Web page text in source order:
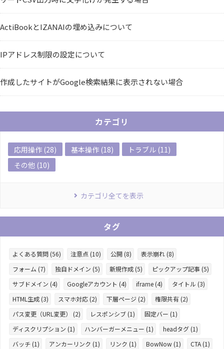
ActiBookとIZANAIの埋め込みについて
IPアドレス制限の設定について
作成したサイトがGoogle検索結果に表示されない場合
カテゴリ
応用操作 (28) 基本操作 (18)
トラブル (11)
その他 (10)
カテゴリ全てを表示
タグ
よくある質問 (56) 注意点 (10) 公開 (8)
表示崩れ (8)
フォーム (7)
独自ドメイン (5) 新規作成 (5)
ピックアップ記事 (5)
サブドメイン (4)
Googleアカウント (4) iframe (4)
タイトル (3)
HTML生成 (3)
スマホ対応 (2) 下層ページ (2)
権限共有 (2)
パス変更（URL変更） (2)
レスポンシブ (1)
固定バー (1)
ディスクリプション (1)
ハンバーガーメニュー (1)
headタグ (1)
バッチ (1)
アンカーリンク (1) リンク (1) BowNow (1)
CTA (1)